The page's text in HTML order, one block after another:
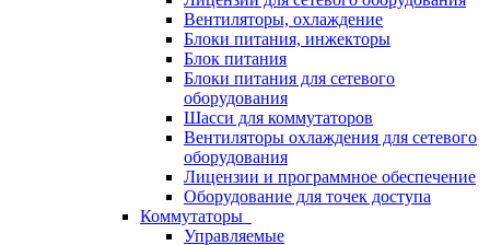
Вентиляторы, охлаждение
Блоки питания, инжекторы
Блок питания
Блоки питания для сетевого
оборудования
Шасси для коммутаторов
Вентиляторы охлаждения для сетевого
оборудования
Лицензии и программное обеспечение
Оборудование для точек доступа
Коммутаторы
Управляемые